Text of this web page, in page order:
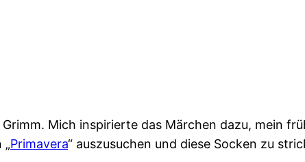
Mich inspirierte das Märchen dazu, mein
„Primavera“ auszusuchen und diese Socken zu